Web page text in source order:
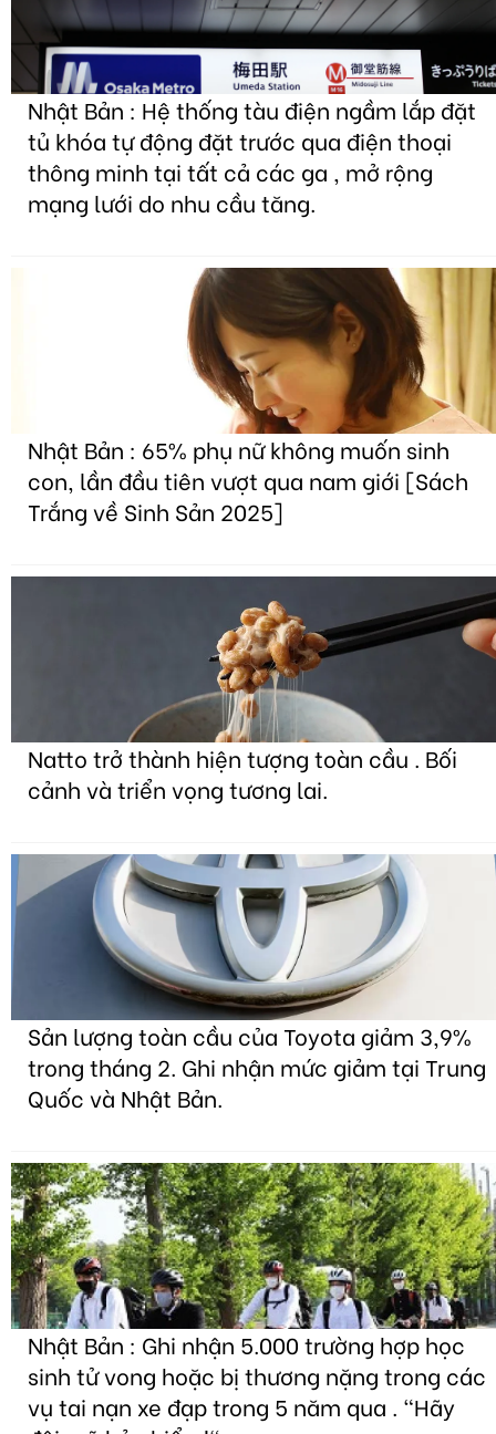
Nhật Bản : Hệ thống tàu điện ngầm lắp đặt
tủ khóa tự động đặt trước qua điện thoại
thông minh tại tất cả các ga , mở rộng
mạng lưới do nhu cầu tăng.
Nhật Bản : 65% phụ nữ không muốn sinh
con, lần đầu tiên vượt qua nam giới [Sách
Trắng về Sinh Sản 2025]
Natto trở thành hiện tượng toàn cầu . Bối
cảnh và triển vọng tương lai.
Sản lượng toàn cầu của Toyota giảm 3,9%
trong tháng 2. Ghi nhận mức giảm tại Trung
Quốc và Nhật Bản.
Nhật Bản : Ghi nhận 5.000 trường hợp học
sinh tử vong hoặc bị thương nặng trong các
vụ tai nạn xe đạp trong 5 năm qua . "Hãy